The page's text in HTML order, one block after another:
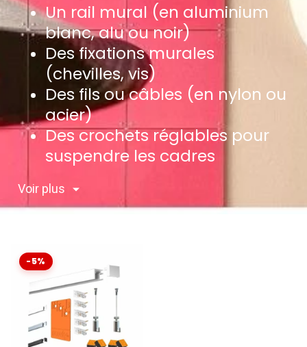
Un rail mural (en aluminium
blanc, alu ou noir)
Des fixations murales
(chevilles, vis)
Des fils ou câbles (en nylon ou
acier)
Des crochets réglables pour
suspendre les cadres
Voir plus
-5%